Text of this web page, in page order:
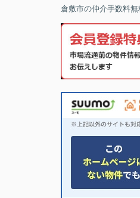
倉敷市の仲介手数料